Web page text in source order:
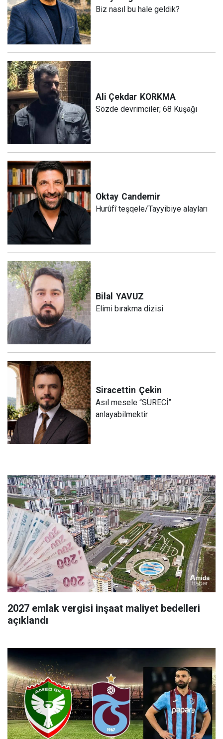
Biz nasıl bu hale geldik?
Ali Çekdar KORKMA
Sözde devrimciler; 68 Kuşağı
Oktay Candemir
Hurûfî teşqele/Tayyibiye alayları
Bilal YAVUZ
Elimi bırakma dizisi
Siracettin Çekin
Asıl mesele “SÜRECİ”
anlayabilmektir
2027 emlak vergisi inşaat maliyet bedelleri
açıklandı